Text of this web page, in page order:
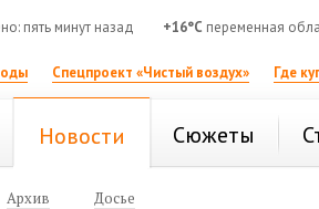
пять минут назад +16°C переменная
Спецпроект «Чистый воздух» Где
Новости Сюжеты
Архив Досье